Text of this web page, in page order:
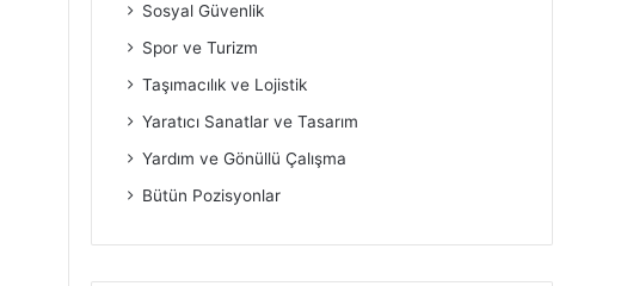
Sosyal Güvenlik
Spor ve Turizm
Taşımacılık ve Lojistik
Yaratıcı Sanatlar ve Tasarım
Yardım ve Gönüllü Çalışma
Bütün Pozisyonlar